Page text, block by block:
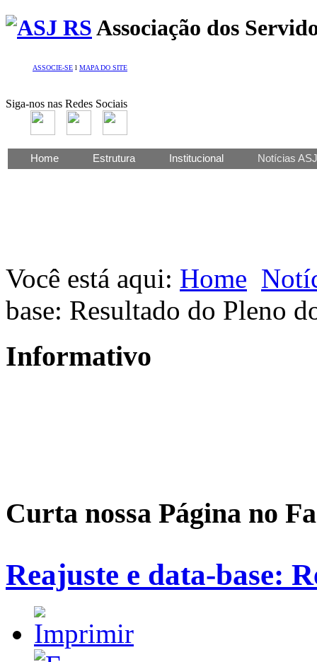
Associação dos
ASSOCIE-SE l MAPA DO SITE
Siga-nos nas Redes Sociais
Home Estrutura Institucional Notícias ASJ
Você está aqui: Home
base: Resultado do Pleno
Informativo
Curta nossa Página no
Reajuste e data-base: